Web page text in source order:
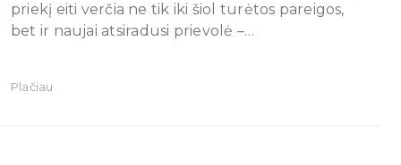
priekį eiti verčia ne tik iki šiol turėtos pareigos,
bet ir naujai atsiradusi prievolė –…
Plačiau